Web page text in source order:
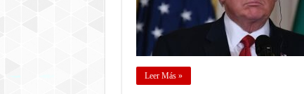
Leer Más »